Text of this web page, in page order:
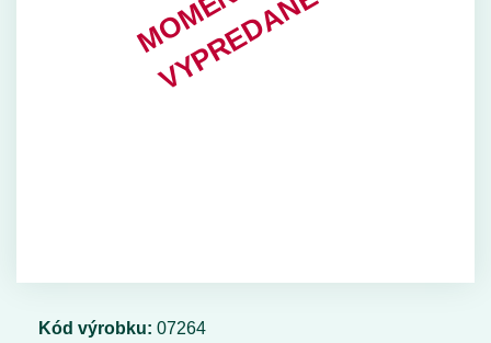
Kód výrobku: 07264